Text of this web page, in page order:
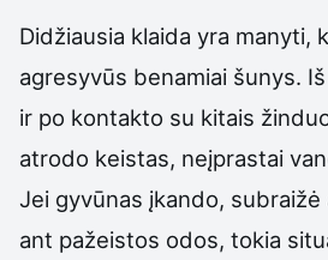
Didžiausia klaida yra manyti,
agresyvūs benamiai šunys.
ir po kontakto su kitais
atrodo keistas, neįprastai
Jei gyvūnas įkando,
ant pažeistos odos, tokia